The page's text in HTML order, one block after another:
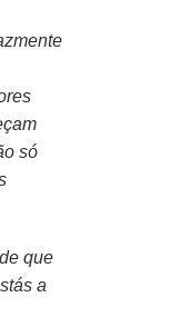
só
que
a